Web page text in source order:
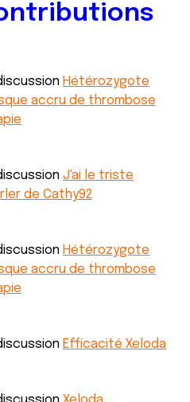
Hétérozygote
accru de thrombose
J'ai le triste
de Cathy92
Hétérozygote
accru de thrombose
Efficacité Xeloda